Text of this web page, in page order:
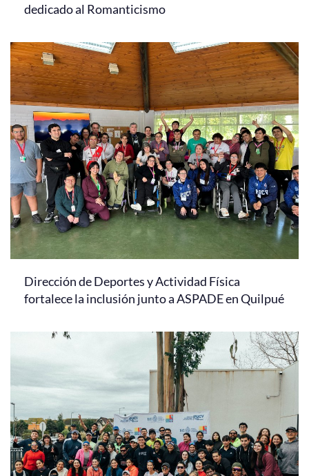
dedicado al Romanticismo
Dirección de Deportes y Actividad Física
fortalece la inclusión junto a ASPADE en Quilpué